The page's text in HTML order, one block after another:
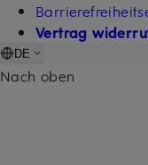
Vertrag
DE
Nach oben